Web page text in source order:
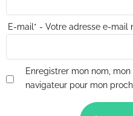
E-mail * - Votre adresse e-mail
Enregistrer mon nom,
navigateur pour mon